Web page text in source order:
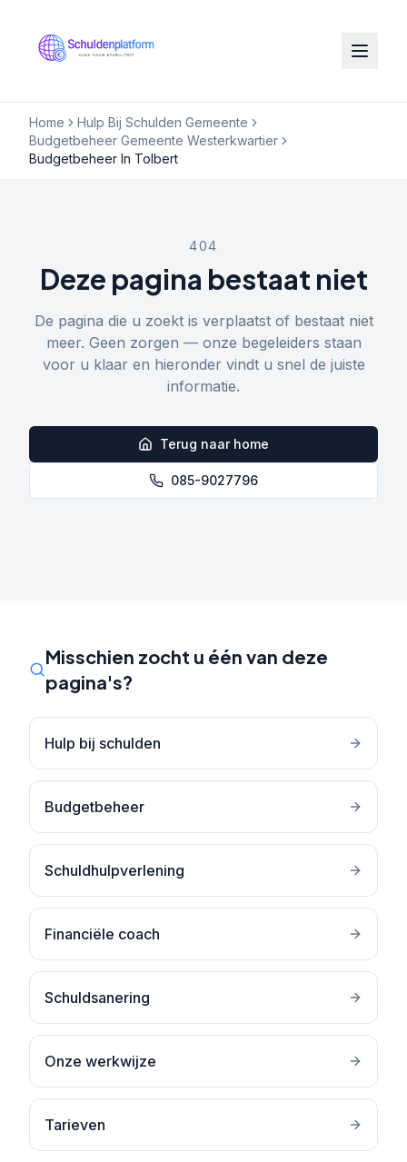
Home
Hulp Bij Schulden Gemeente
Budgetbeheer Gemeente Westerkwartier
Budgetbeheer In Tolbert
404
Deze pagina bestaat niet
De pagina die u zoekt is verplaatst of bestaat niet
meer. Geen zorgen — onze begeleiders staan
voor u klaar en hieronder vindt u snel de juiste
informatie.
Terug naar home
085-9027796
Misschien zocht u één van deze
pagina's?
Hulp bij schulden
Budgetbeheer
Schuldhulpverlening
Financiële coach
Schuldsanering
Onze werkwijze
Tarieven